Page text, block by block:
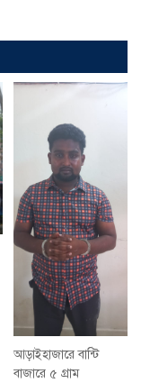
আড়াইহাজারে বান্টি
বাজারে ৫ গ্রাম